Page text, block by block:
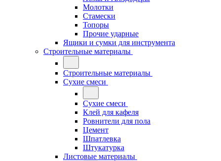
Молотки
Стамески
Топоры
Прочие ударные
Ящики и сумки для инструмента
Строительные материалы
Строительные материалы
Сухие смеси
Сухие смеси
Клей для кафеля
Ровнители для пола
Цемент
Шпатлевка
Штукатурка
Листовые материалы